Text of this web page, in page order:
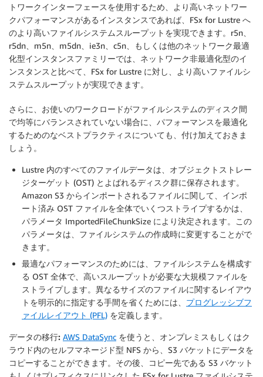
トワークインターフェースを使用するため、より高いネットワー
クパフォーマンスがあるインスタンスであれば、FSx for Lustre へ
のより高いファイルシステムスループットを実現できます。r5n、
r5dn、m5n、m5dn、ie3n、c5n、もしくは他のネットワーク最適
化型インスタンスファミリーでは、ネットワーク非最適化型のイ
ンスタンスと比べて、FSx for Lustre に対し、より高いファイルシ
ステムスループットが実現できます。
さらに、お使いのワークロードがファイルシステムのディスク間
で均等にバランスされていない場合に、パフォーマンスを最適化
するためのなベストプラクティスについても、付け加えておきま
しょう。
Lustre 内のすべてのファイルデータは、オブジェクトストレー
ジターゲット (OST) とよばれるディスク群に保存されます。
Amazon S3 からインポートされるファイルに関して、インポ
ート済み OST ファイルを全体でいくつストライプするかは、
パラメータ ImportedFileChunkSize により決定されます。この
パラメータは、ファイルシステムの作成時に変更することがで
きます。
最適なパフォーマンスのためには、ファイルシステムを構成す
る OST 全体で、高いスループットが必要な大規模ファイルを
ストライプします。異なるサイズのファイルに関するレイアウ
トを明示的に指定する手間を省くためには、 プログレッシブフ
ァイルレイアウト (PFL) を定義します。
データの移行: AWS DataSync を使うと、オンプレミスもしくはク
ラウド内のセルフマネージド型 NFS から、S3 バケットにデータを
コピーすることができます。その後、コピー先である S3 バケット